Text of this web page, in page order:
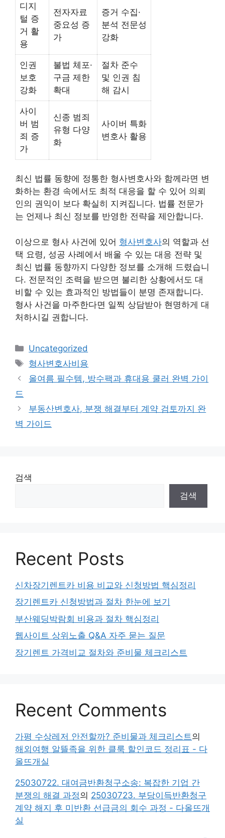
디지
털 증
거 활
용
전자자료
중요성 증
가
증거 수집·
분석 전문성
강화
인권
보호
강화
불법 체포·
구금 제한
확대
절차 준수
및 인권 침
해 감시
사이
버 범
죄 증
가
신종 범죄
유형 다양
화
사이버 특화
변호사 활용
최신 법률 동향에 정통한 형사변호사와 함께라면 변
화하는 환경 속에서도 최적 대응을 할 수 있어 의뢰
인의 권익이 보다 확실히 지켜집니다. 법률 전문가
는 언제나 최신 정보를 반영한 전략을 제안합니다.
이상으로 형사 사건에 있어 형사변호사의 역할과 선
택 요령, 성공 사례에서 배울 수 있는 대응 전략 및
최신 법률 동향까지 다양한 정보를 소개해 드렸습니
다. 전문적인 조력을 받으면 불리한 상황에서도 대
비할 수 있는 효과적인 방법들이 분명 존재합니다.
형사 사건을 마주한다면 일찍 상담받아 현명하게 대
처하시길 권합니다.
카
테
고
리
Uncategorized
태
그
형사변호사비용
올여름 필수템, 방수팩과 휴대용 쿨러 완벽 가이
드
부동산변호사, 분쟁 해결부터 계약 검토까지 완
벽 가이드
검색
검색
Recent Posts
신차장기렌트카 비용 비교와 신청방법 핵심정리
장기렌트카 신청방법과 절차 한눈에 보기
부산웨딩박람회 비용과 절차 핵심정리
웹사이트 상위노출 Q&A 자주 묻는 질문
장기렌트 가격비교 절차와 준비물 체크리스트
Recent Comments
가평 수상레저 안전할까? 준비물과 체크리스트 의
해외여행 알뜰족을 위한 클룩 할인코드 정리표 - 다
올뜨개실
25030722. 대여금반환청구소송: 복잡한 기업 간
분쟁의 해결 과정의 25030723. 부당이득반환청구
계약 해지 후 미반환 선급금의 회수 과정 - 다올뜨개
실